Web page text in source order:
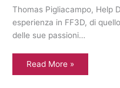
Thomas Pigliacampo, Help
esperienza in FF3D, di
delle sue passioni…
Read More »